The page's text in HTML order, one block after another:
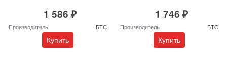
1 586 ₽
Производитель БТС
Купить
1 746 ₽
Производитель БТС
Купить